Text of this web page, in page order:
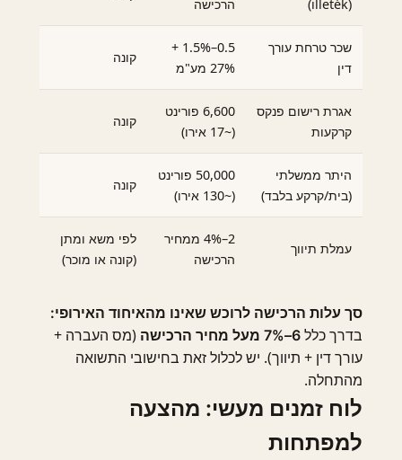
(illeték)
הרכישה
שכר טרחת עורך
דין
0.5–1.5% +
27% מע"מ
קונה
אגרת רישום פנקס
קרקעות
6,600 פורינט
(~17 אירו)
קונה
היתר ממשלתי
(בית/קרקע בלבד)
50,000 פורינט
(~130 אירו)
קונה
עמלת תיווך
2–4% ממחיר
הרכישה
לפי משא ומתן
(קונה או מוכר)
סך עלות הרכישה לרוכש שאינו מהאיחוד האירופי:
בדרך כלל 6–7% מעל מחיר הרכישה
(מס העברה +
עורך דין + תיווך). יש לכלול זאת בחישובי התשואה
מהתחלה.
לוח זמנים מעשי: מהצעה
למפתחות